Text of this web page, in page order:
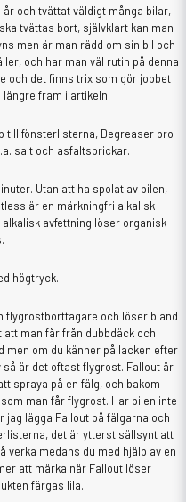
och tvättat väldigt många bilar,
tvättas bort, självklart kan man
men är man rädd om sin bil och
och har man väl rutin på denna
och det finns trix som gör jobbet
fram i artikeln.
till fönsterlisterna, Degreaser pro
salt och asfaltsprickar.
Utan att ha spolat av bilen,
är en märkningfri alkalisk
avfettning löser organisk
högtryck.
flygrostborttagare och löser bland
man får från dubbdäck och
om du känner på lacken efter
är det oftast flygrost. Fallout är
spraya på en fälg, och bakom
man får flygrost. Har bilen inte
lägga Fallout på fälgarna och
det är ytterst sällsynt att
verka medans du med hjälp av en
att märka när Fallout löser
färgas lila.